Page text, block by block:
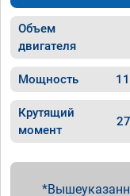
Объем
двигателя
Мощность
Крутящий
момент